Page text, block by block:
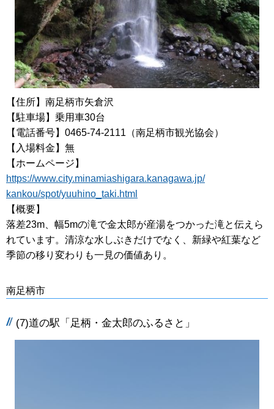
【住所】南足柄市矢倉沢
【駐車場】乗用車30台
【電話番号】0465-74-2111（南足柄市観光協会）
【入場料金】無
【ホームページ】
https://www.city.minamiashigara.kanagawa.jp/
kankou/spot/yuuhino_taki.html
【概要】
落差23m、幅5mの滝で金太郎が産湯をつかった滝と伝えら
れています。清涼な水しぶきだけでなく、新緑や紅葉など
季節の移り変わりも一見の価値あり。
南足柄市
(7)道の駅「足柄・金太郎のふるさと」